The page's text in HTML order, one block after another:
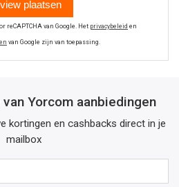
plaatsen
reCAPTCHA van Google. Het privacybeleid en
van Google zijn van toepassing.
Yorcom aanbiedingen
kortingen en cashbacks direct in je
mailbox